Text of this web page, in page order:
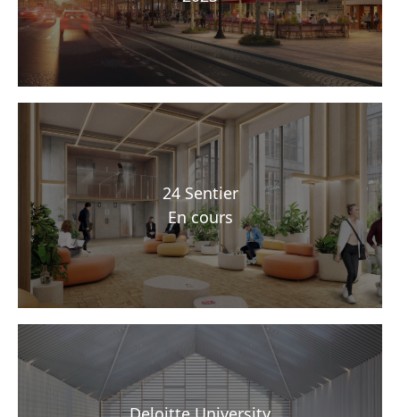
24 Sentier
En cours